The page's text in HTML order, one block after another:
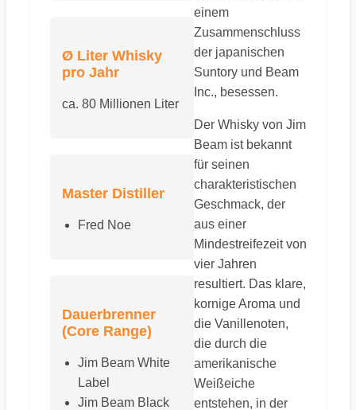
Ø Liter Whisky
pro Jahr
ca. 80 Millionen Liter
Master Distiller
Fred Noe
Dauerbrenner
(Core Range)
Jim Beam White
Label
Jim Beam Black
einem
Zusammenschluss
der japanischen
Suntory und Beam
Inc., besessen.
Der Whisky von Jim
Beam ist bekannt
für seinen
charakteristischen
Geschmack, der
aus einer
Mindestreifezeit von
vier Jahren
resultiert. Das klare,
kornige Aroma und
die Vanillenoten,
die durch die
amerikanische
Weißeiche
entstehen, in der